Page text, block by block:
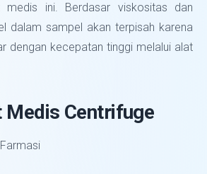
medis ini. Berdasar viskositas dan
dalam sampel akan terpisah karena
dengan kecepatan tinggi melalui alat
Medis Centrifuge